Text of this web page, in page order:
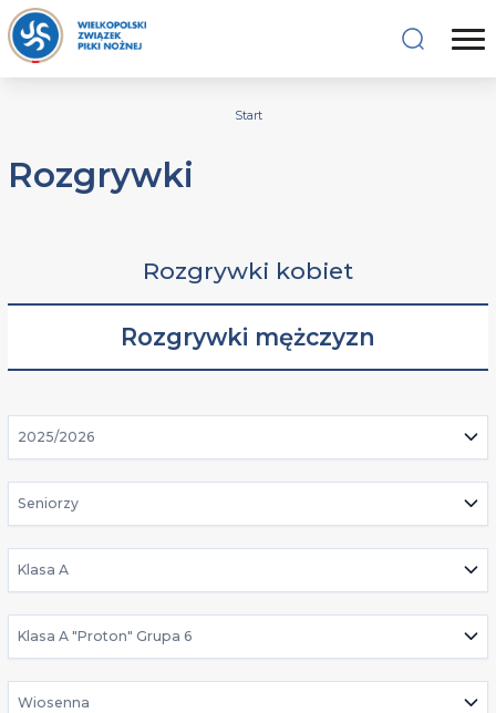
Start
Rozgrywki
Rozgrywki kobiet
Rozgrywki mężczyzn
2025/2026
Seniorzy
Klasa A
Klasa A "Proton" Grupa 6
Wiosenna